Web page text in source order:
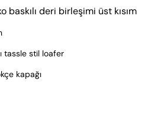
baskılı deri birleşimi üst kısım
tassle stil loafer
kapağı